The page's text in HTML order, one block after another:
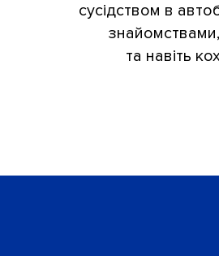
сусідством в
та навіть